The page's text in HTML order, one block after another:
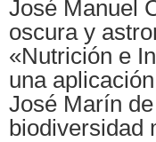
José Manuel
oscura y
«Nutrición e
una
José Marín
biodiversidad